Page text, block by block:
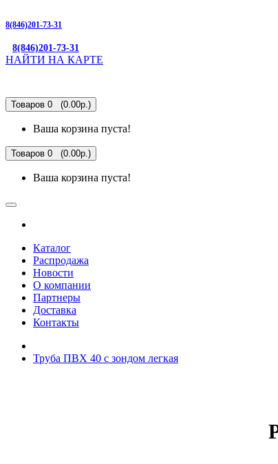
8(846)201-73-31
8(846)201-73-31
НАЙТИ НА КАРТЕ
Товаров 0 (0.00р.)
Ваша корзина пуста!
Товаров 0 (0.00р.)
Ваша корзина пуста!
Каталог
Распродажа
Новости
О компании
Партнеры
Доставка
Контакты
Труба ПВХ 40 с зондом легкая